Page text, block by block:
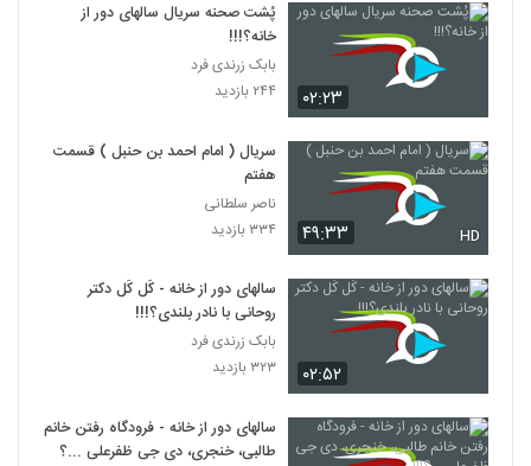
۰۲:۲۳
پُشت صحنه سریال سالهای دور از
خانه؟!!!
بابک زرندی فرد
۲۴۴ بازدید
۴۹:۳۳ HD
سریال ( امام احمد بن حنبل ) قسمت
هفتم
ناصر سلطانی
۳۳۴ بازدید
۰۲:۵۲
سالهای دور از خانه - کَل کَل دکتر
روحانی با نادر بلندی؟!!!
بابک زرندی فرد
۳۲۳ بازدید
سالهای دور از خانه - فرودگاه رفتن خانم
طالبی، خنجری، دی جی ظفرعلی ...؟!!!